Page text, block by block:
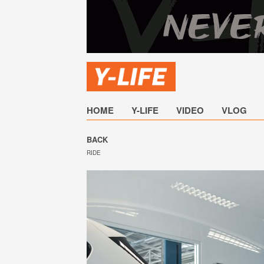
HOME Y-LIFE VIDEO VLOG
BACK
RIDE